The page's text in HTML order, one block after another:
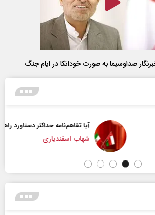
آیا تفاهم‌نامه حداکثر دستاورد راهبردی ایران بود؟
شهاب اسفندیاری